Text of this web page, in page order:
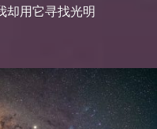
却用它寻找光明